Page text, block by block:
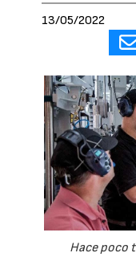
13/05/2022
Hace poco